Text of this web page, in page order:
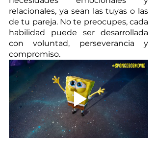
relacionales, ya sean las tuyas o las
de tu pareja. No te preocupes, cada
habilidad puede ser desarrollada
con voluntad, perseverancia y
compromiso.